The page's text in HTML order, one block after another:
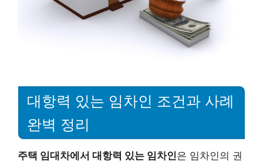
대항력 있는 임차인 조건과 사례
완벽 정리
주택 임대차에서 대항력 있는 임차인은 임차인의 권